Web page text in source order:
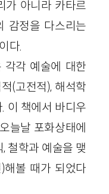
가 아니라 카타르
감정을 다스리는
다.
각각 예술에 대한
(고전적), 해석학
이 책에서 바디우
늘날 포화상태에
철학과 예술을 맺
해볼 때가 되었다